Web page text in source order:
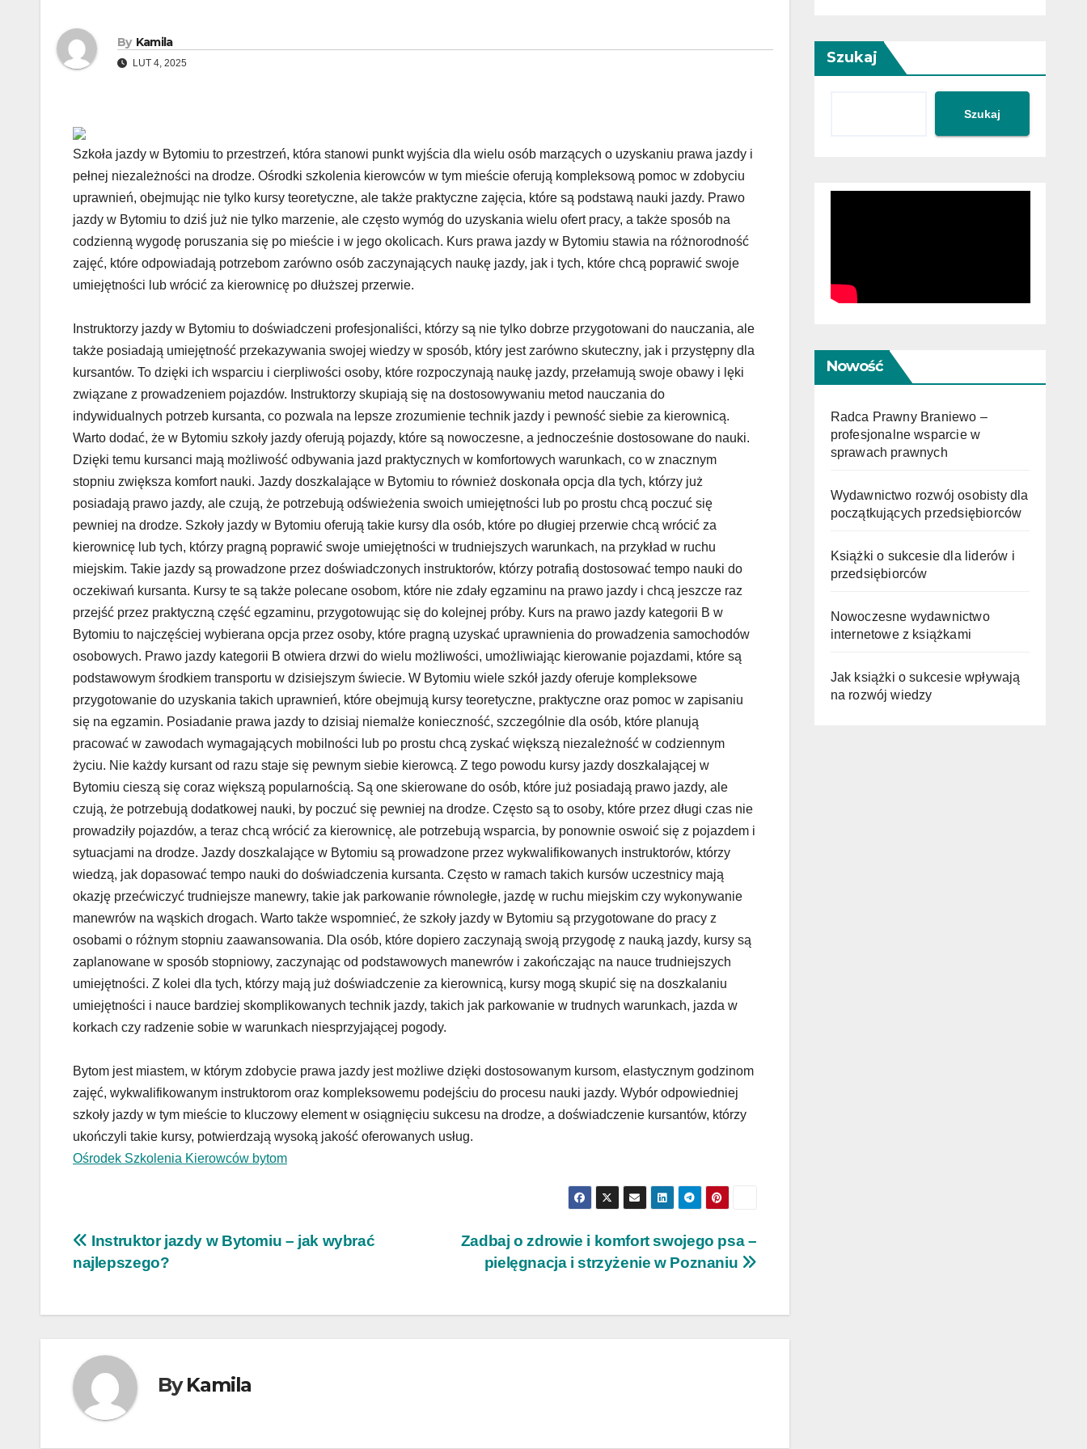
By Kamila
LUT 4, 2025
Szkoła jazdy w Bytomiu to przestrzeń, która stanowi punkt wyjścia dla wielu osób marzących o uzyskaniu prawa jazdy i
pełnej niezależności na drodze. Ośrodki szkolenia kierowców w tym mieście oferują kompleksową pomoc w zdobyciu
uprawnień, obejmując nie tylko kursy teoretyczne, ale także praktyczne zajęcia, które są podstawą nauki jazdy. Prawo
jazdy w Bytomiu to dziś już nie tylko marzenie, ale często wymóg do uzyskania wielu ofert pracy, a także sposób na
codzienną wygodę poruszania się po mieście i w jego okolicach. Kurs prawa jazdy w Bytomiu stawia na różnorodność
zajęć, które odpowiadają potrzebom zarówno osób zaczynających naukę jazdy, jak i tych, które chcą poprawić swoje
umiejętności lub wrócić za kierownicę po dłuższej przerwie.
Instruktorzy jazdy w Bytomiu to doświadczeni profesjonaliści, którzy są nie tylko dobrze przygotowani do nauczania, ale
także posiadają umiejętność przekazywania swojej wiedzy w sposób, który jest zarówno skuteczny, jak i przystępny dla
kursantów. To dzięki ich wsparciu i cierpliwości osoby, które rozpoczynają naukę jazdy, przełamują swoje obawy i lęki
związane z prowadzeniem pojazdów. Instruktorzy skupiają się na dostosowywaniu metod nauczania do
indywidualnych potrzeb kursanta, co pozwala na lepsze zrozumienie technik jazdy i pewność siebie za kierownicą.
Warto dodać, że w Bytomiu szkoły jazdy oferują pojazdy, które są nowoczesne, a jednocześnie dostosowane do nauki.
Dzięki temu kursanci mają możliwość odbywania jazd praktycznych w komfortowych warunkach, co w znacznym
stopniu zwiększa komfort nauki. Jazdy doszkalające w Bytomiu to również doskonała opcja dla tych, którzy już
posiadają prawo jazdy, ale czują, że potrzebują odświeżenia swoich umiejętności lub po prostu chcą poczuć się
pewniej na drodze. Szkoły jazdy w Bytomiu oferują takie kursy dla osób, które po długiej przerwie chcą wrócić za
kierownicę lub tych, którzy pragną poprawić swoje umiejętności w trudniejszych warunkach, na przykład w ruchu
miejskim. Takie jazdy są prowadzone przez doświadczonych instruktorów, którzy potrafią dostosować tempo nauki do
oczekiwań kursanta. Kursy te są także polecane osobom, które nie zdały egzaminu na prawo jazdy i chcą jeszcze raz
przejść przez praktyczną część egzaminu, przygotowując się do kolejnej próby. Kurs na prawo jazdy kategorii B w
Bytomiu to najczęściej wybierana opcja przez osoby, które pragną uzyskać uprawnienia do prowadzenia samochodów
osobowych. Prawo jazdy kategorii B otwiera drzwi do wielu możliwości, umożliwiając kierowanie pojazdami, które są
podstawowym środkiem transportu w dzisiejszym świecie. W Bytomiu wiele szkół jazdy oferuje kompleksowe
przygotowanie do uzyskania takich uprawnień, które obejmują kursy teoretyczne, praktyczne oraz pomoc w zapisaniu
się na egzamin. Posiadanie prawa jazdy to dzisiaj niemalże konieczność, szczególnie dla osób, które planują
pracować w zawodach wymagających mobilności lub po prostu chcą zyskać większą niezależność w codziennym
życiu. Nie każdy kursant od razu staje się pewnym siebie kierowcą. Z tego powodu kursy jazdy doszkalającej w
Bytomiu cieszą się coraz większą popularnością. Są one skierowane do osób, które już posiadają prawo jazdy, ale
czują, że potrzebują dodatkowej nauki, by poczuć się pewniej na drodze. Często są to osoby, które przez długi czas nie
prowadziły pojazdów, a teraz chcą wrócić za kierownicę, ale potrzebują wsparcia, by ponownie oswoić się z pojazdem i
sytuacjami na drodze. Jazdy doszkalające w Bytomiu są prowadzone przez wykwalifikowanych instruktorów, którzy
wiedzą, jak dopasować tempo nauki do doświadczenia kursanta. Często w ramach takich kursów uczestnicy mają
okazję przećwiczyć trudniejsze manewry, takie jak parkowanie równoległe, jazdę w ruchu miejskim czy wykonywanie
manewrów na wąskich drogach. Warto także wspomnieć, że szkoły jazdy w Bytomiu są przygotowane do pracy z
osobami o różnym stopniu zaawansowania. Dla osób, które dopiero zaczynają swoją przygodę z nauką jazdy, kursy są
zaplanowane w sposób stopniowy, zaczynając od podstawowych manewrów i zakończając na nauce trudniejszych
umiejętności. Z kolei dla tych, którzy mają już doświadczenie za kierownicą, kursy mogą skupić się na doszkalaniu
umiejętności i nauce bardziej skomplikowanych technik jazdy, takich jak parkowanie w trudnych warunkach, jazda w
korkach czy radzenie sobie w warunkach niesprzyjającej pogody.
Bytom jest miastem, w którym zdobycie prawa jazdy jest możliwe dzięki dostosowanym kursom, elastycznym godzinom
zajęć, wykwalifikowanym instruktorom oraz kompleksowemu podejściu do procesu nauki jazdy. Wybór odpowiedniej
szkoły jazdy w tym mieście to kluczowy element w osiągnięciu sukcesu na drodze, a doświadczenie kursantów, którzy
ukończyli takie kursy, potwierdzają wysoką jakość oferowanych usług.
Ośrodek Szkolenia Kierowców bytom
Nawigacja
wpisu
Zadbaj o zdrowie i komfort swojego psa –
pielęgnacja i strzyżenie w Poznaniu
Instruktor jazdy w Bytomiu – jak wybrać
najlepszego?
ByKamila
Szukaj
Szukaj
Nowość
Radca Prawny Braniewo –
profesjonalne wsparcie w
sprawach prawnych
Wydawnictwo rozwój osobisty dla
początkujących przedsiębiorców
Książki o sukcesie dla liderów i
przedsiębiorców
Nowoczesne wydawnictwo
internetowe z książkami
Jak książki o sukcesie wpływają
na rozwój wiedzy